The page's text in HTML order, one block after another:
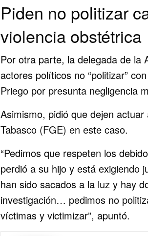
Piden no politizar
violencia obstétrica
Por otra parte, la delegada de la
actores políticos no “politizar”
Priego por presunta negligencia
Asimismo, pidió que dejen
Tabasco (FGE) en este caso.
“Pedimos que respeten los
perdió a su hijo y está exigiendo
han sido sacados a la luz y hay
investigación… pedimos no
víctimas y victimizar”, apuntó.